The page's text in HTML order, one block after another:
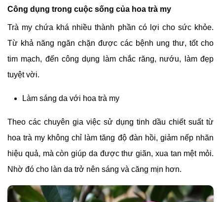
Công dụng trong cuộc sống của hoa trà my
Trà my chứa khá nhiều thành phần có lợi cho sức khỏe.
Từ khả năng ngăn chặn được các bệnh ung thư, tốt cho
tim mạch, đến công dụng làm chắc răng, nướu, làm đẹp
tuyệt vời.
Làm sáng da với hoa trà my
Theo các chuyên gia việc sử dụng tinh dầu chiết suất từ
hoa trà my không chỉ làm tăng độ đàn hồi, giảm nếp nhăn
hiệu quả, mà còn giúp da được thư giãn, xua tan mệt mỏi.
Nhờ đó cho làn da trở nên sáng và căng mịn hơn.